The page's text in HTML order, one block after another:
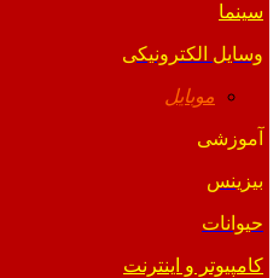
سینما
وسایل الکترونیکی
موبایل
آموزشی
بیزینس
حیوانات
کامپیوتر و اینترنت